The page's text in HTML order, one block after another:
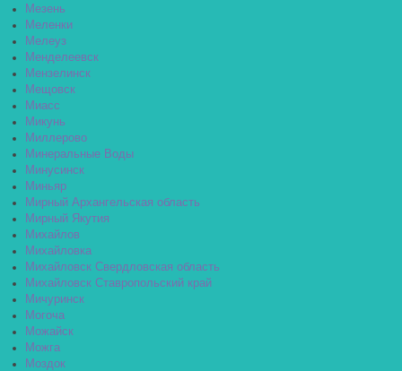
Мезень
Меленки
Мелеуз
Менделеевск
Мензелинск
Мещовск
Миасс
Микунь
Миллерово
Минеральные Воды
Минусинск
Миньяр
Мирный Архангельская область
Мирный Якутия
Михайлов
Михайловка
Михайловск Свердловская область
Михайловск Ставропольский край
Мичуринск
Могоча
Можайск
Можга
Моздок